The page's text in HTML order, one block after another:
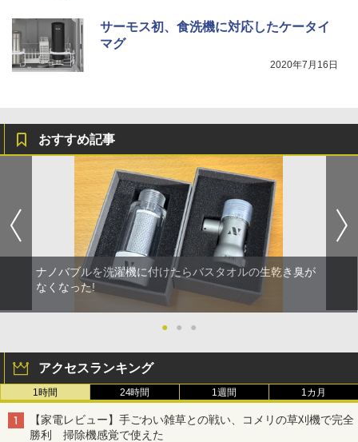
サーモス初、食洗機に対応したケータイ
マグ
2020年7月16日
おすすめ記事
ナノバブルを洗濯機に付けたらバスタオルの生乾き臭が
なくなった!
● ● ●
アクセスランキング
1時間 24時間 1週間 1カ月
【家電レビュー】手ごわい雑草との戦い、コメリの草刈機で完全
勝利 掃除機感覚で使えた